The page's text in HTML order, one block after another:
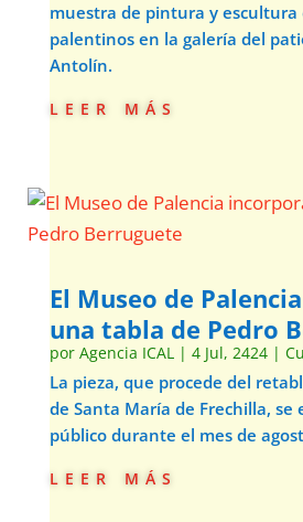
muestra de pintura y escultura
palentinos en la galería del
Antolín.
leer más
El Museo de
una tabla de Pedro
por Agencia ICAL| 4 Jul, 2424|
La pieza, que procede del
de Santa María de Frechilla, se
público durante el mes de
leer más